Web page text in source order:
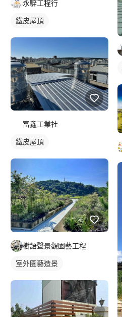
永騂工程行
鐵皮屋頂
富鑫工業社
鐵皮屋頂
樹語聲景觀園藝工程
室外園藝造景